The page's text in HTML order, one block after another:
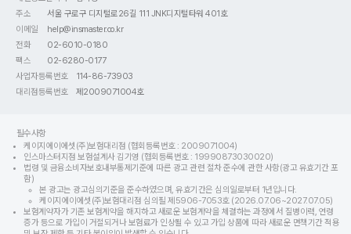
주소
서울 구로구 디지털로26길 111 JNK디지털타워 401호
이메일
help@insmaster.co.kr
전화
02-6010-0180
팩스
02-6280-0177
사업자등록번호
114-86-73903
대리점등록번호
제2009071004호
필수사항
케이지에이에셋(주)보험대리점 (협회등록번호 : 2009071004)
인스마스터지점 보험설계사 김기영 (협회등록번호 : 19990873030020)
법령 및 금융소비자보호내부통제기준에 따른 광고 관련 절차 준수에 관한 사항(광고 유효기간 포
함)
본 광고는 광고심의기준을 준수하였으며, 유효기간은 심의일로부터 1년입니다.
케이지에이에셋(주)보험대리점 심의필 제5906-7053호 (2026.07.06~2027.07.05)
보험계약자가 기존 보험계약을 해지하고 새로운 보험계약을 체결하는 과정에서 질병이력, 연령
증가 등으로 가입이 거절되거나 보험료가 인상될 수 있고 가입 상품에 따라 새로운 면책기간 적용